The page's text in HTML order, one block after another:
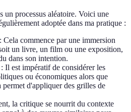
un processus aléatoire. Voici une
adoptée dans ma pratique :
Cela commence par une immersion
un livre, un film ou une exposition,
dans son intention.
: Il est impératif de considérer les
ou économiques alors que
d'appliquer des grilles de
la critique se nourrit du contexte